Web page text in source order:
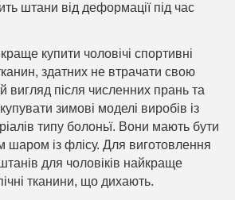
штани від деформації під час
купити чоловічі спортивні
здатних не втрачати свою
вигляд після численних прань та
зимові моделі виробів із
типу болоньї. Вони мають бути
шаром із флісу. Для виготовлення
для чоловіків найкраще
тканини, що дихають.